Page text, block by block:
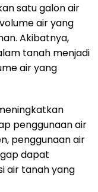
satu galon air
air yang
Akibatnya,
tanah menjadi
air yang
penggunaan air
penggunaan air
dapat
air tanah yang